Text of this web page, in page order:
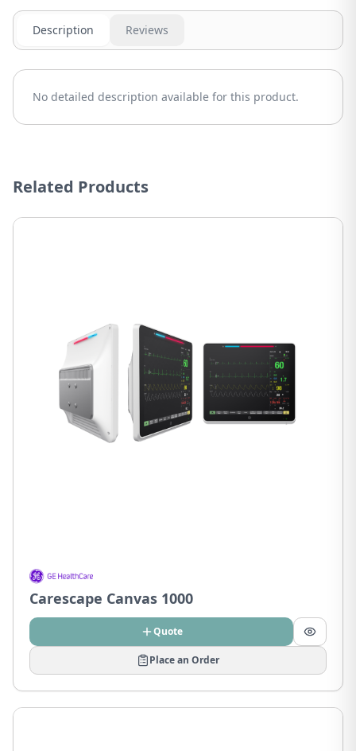
Description Reviews
No detailed description available for this product.
Related Products
Carescape Canvas 1000
Quote
Place an Order